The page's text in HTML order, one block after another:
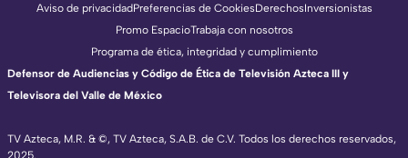
TV Azteca, M.R. & ©, TV Azteca, S.A.B. de C.V. Todos los derechos reservados,
2025.
Aviso de privacidadPreferencias de CookiesDerechosInversionistas
Promo EspacioTrabaja con nosotros
Programa de ética, integridad y cumplimiento
Defensor de Audiencias y Código de Ética de Televisión Azteca III y
Televisora del Valle de México